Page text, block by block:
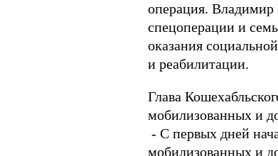
операция.
спецоперации и
оказания
и реабилитации.
Глава
мобилизованных и
- С первых дней
мобилизованных и